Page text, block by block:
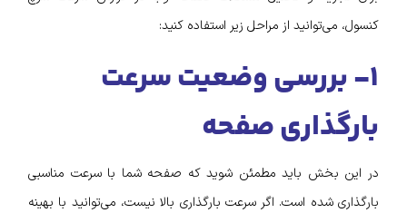
کنسول، می‌توانید از مراحل زیر استفاده کنید:
۱- بررسی وضعیت سرعت
بارگذاری صفحه
در این بخش باید مطمئن شوید که صفحه شما با سرعت مناسبی
بارگذاری شده است. اگر سرعت بارگذاری بالا نیست، می‌توانید با بهینه